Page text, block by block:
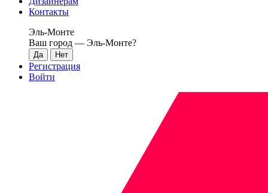
Контакты
Эль-Монте
Ваш город — Эль-Монте?
Регистрация
Войти